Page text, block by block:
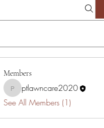
Members
ptlawncare2020
ptlawncare2020
See All Members (1)